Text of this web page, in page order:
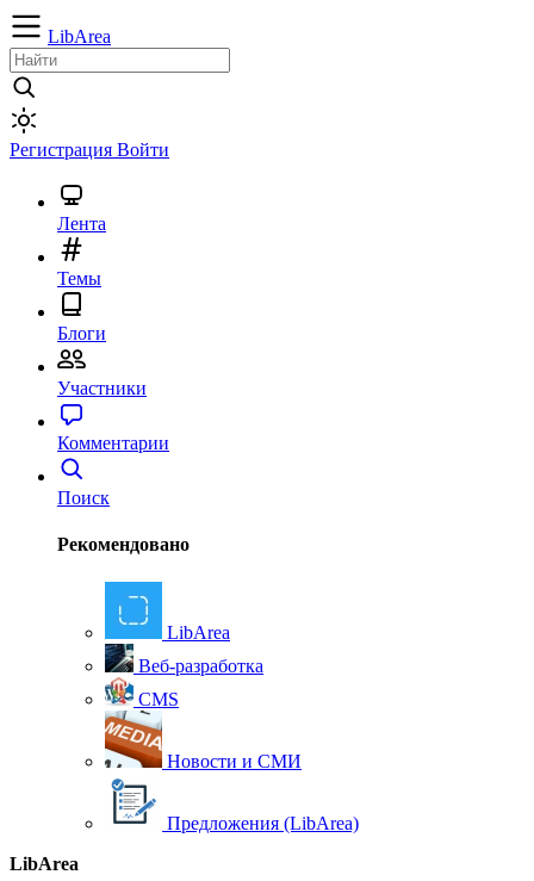
LibArea
Регистрация Войти
Лента
Темы
Блоги
Участники
Комментарии
Поиск
Рекомендовано
LibArea
Веб-разработка
CMS
Новости и СМИ
Предложения (LibArea)
LibArea